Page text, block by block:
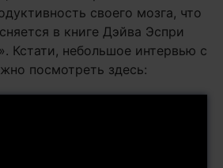
своего мозга, что
в книге Дэйва Эспри
». Кстати, небольшое интервью с
посмотреть здесь: